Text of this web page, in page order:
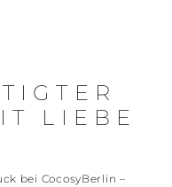
LIEBE
bei CocosyBerlin –